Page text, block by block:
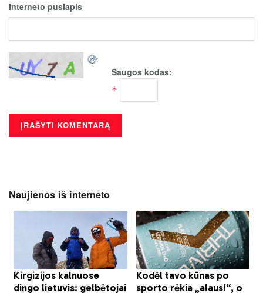
Interneto puslapis
Saugos kodas:
*
Naujienos iš interneto